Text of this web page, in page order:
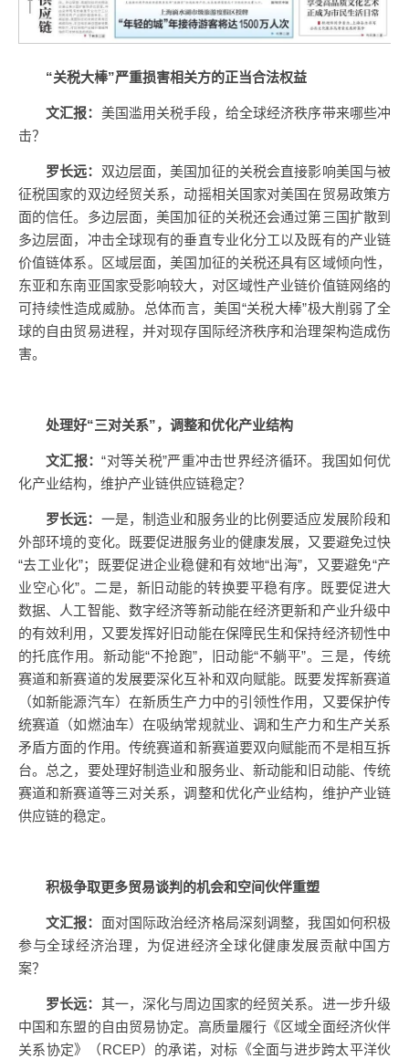
“关税大棒”严重损害相关方的正当合法权益
文汇报： 美国滥用关税手段，给全球经济秩序带来哪些冲
击？
罗长远： 双边层面，美国加征的关税会直接影响美国与被
征税国家的双边经贸关系，动摇相关国家对美国在贸易政策方
面的信任。多边层面，美国加征的关税还会通过第三国扩散到
多边层面，冲击全球现有的垂直专业化分工以及既有的产业链
价值链体系。区域层面，美国加征的关税还具有区域倾向性，
东亚和东南亚国家受影响较大，对区域性产业链价值链网络的
可持续性造成威胁。总体而言，美国“关税大棒”极大削弱了全
球的自由贸易进程，并对现存国际经济秩序和治理架构造成伤
害。
处理好“三对关系”，调整和优化产业结构
文汇报：“对等关税”严重冲击世界经济循环。我国如何优
化产业结构，维护产业链供应链稳定？
罗长远： 一是，制造业和服务业的比例要适应发展阶段和
外部环境的变化。既要促进服务业的健康发展，又要避免过快
“去工业化”；既要促进企业稳健和有效地“出海”，又要避免“产
业空心化”。二是，新旧动能的转换要平稳有序。既要促进大
数据、人工智能、数字经济等新动能在经济更新和产业升级中
的有效利用，又要发挥好旧动能在保障民生和保持经济韧性中
的托底作用。新动能“不抢跑”，旧动能“不躺平”。三是，传统
赛道和新赛道的发展要深化互补和双向赋能。既要发挥新赛道
（如新能源汽车）在新质生产力中的引领性作用，又要保护传
统赛道（如燃油车）在吸纳常规就业、调和生产力和生产关系
矛盾方面的作用。传统赛道和新赛道要双向赋能而不是相互拆
台。总之，要处理好制造业和服务业、新动能和旧动能、传统
赛道和新赛道等三对关系，调整和优化产业结构，维护产业链
供应链的稳定。
积极争取更多贸易谈判的机会和空间伙伴重塑
文汇报： 面对国际政治经济格局深刻调整，我国如何积极
参与全球经济治理，为促进经济全球化健康发展贡献中国方
案？
罗长远： 其一，深化与周边国家的经贸关系。进一步升级
中国和东盟的自由贸易协定。高质量履行《区域全面经济伙伴
关系协定》（RCEP）的承诺，对标《全面与进步跨太平洋伙